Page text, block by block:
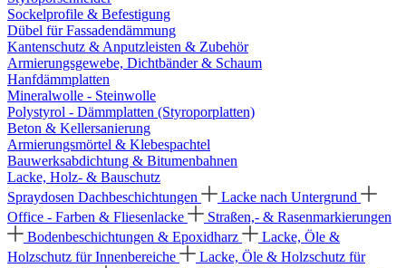
Sockelprofile & Befestigung
Dübel für Fassadendämmung
Kantenschutz & Anputzleisten & Zubehör
Armierungsgewebe, Dichtbänder & Schaum
Hanfdämmplatten
Mineralwolle - Steinwolle
Polystyrol - Dämmplatten (Styroporplatten)
Beton & Kellersanierung
Armierungsmörtel & Klebespachtel
Bauwerksabdichtung & Bitumenbahnen
Lacke, Holz- & Bauschutz
Spraydosen Dachbeschichtungen
Lacke nach Untergrund
Office - Farben & Fliesenlacke
Straßen,- & Rasenmarkierungen
Bodenbeschichtungen & Epoxidharz
Lacke, Öle &
Holzschutz für Innenbereiche
Lacke, Öle & Holzschutz für